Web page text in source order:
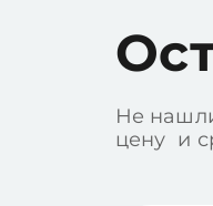
Не
цену и